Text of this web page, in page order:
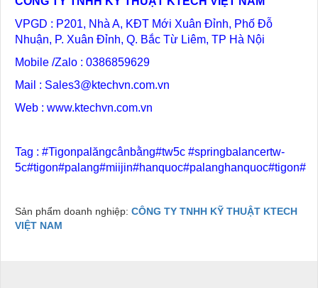
VPGD : P201, Nhà A, KĐT Mới Xuân Đỉnh, Phố Đỗ
Nhuận, P. Xuân Đỉnh, Q. Bắc Từ Liêm, TP Hà Nội
Mobile /Zalo : 0386859629
Mail : Sales3@ktechvn.com.vn
Web : www.ktechvn.com.vn
Tag : #Tigonpalăngcânbằng#tw5c #springbalancertw-
5c#tigon#palang#miijin#hanquoc#palanghanquoc#tigon#
Sản phẩm doanh nghiệp: CÔNG TY TNHH KỸ THUẬT KTECH
VIỆT NAM